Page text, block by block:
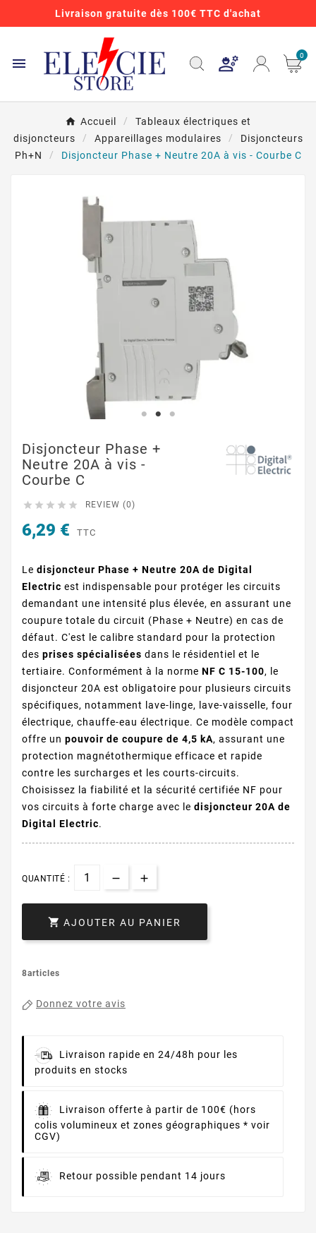
Livraison gratuite dès 100€ TTC d'achat
 0
Accueil
Tableaux électriques et
disjoncteurs
Appareillages modulaires
Disjoncteurs
Ph+N
Disjoncteur Phase + Neutre 20A à vis - Courbe C
Disjoncteur Phase +
Neutre 20A à vis -
Courbe C
     REVIEW (0)
6,29 € TTC
Le disjoncteur Phase + Neutre 20A de Digital
Electric est indispensable pour protéger les circuits
demandant une intensité plus élevée, en assurant une
coupure totale du circuit (Phase + Neutre) en cas de
défaut. C'est le calibre standard pour la protection
des prises spécialisées dans le résidentiel et le
tertiaire. Conformément à la norme NF C 15-100, le
disjoncteur 20A est obligatoire pour plusieurs circuits
spécifiques, notamment lave-linge, lave-vaisselle, four
électrique, chauffe-eau électrique. Ce modèle compact
offre un pouvoir de coupure de 4,5 kA, assurant une
protection magnétothermique efficace et rapide
contre les surcharges et les courts-circuits.
Choisissez la fiabilité et la sécurité certifiée NF pour
vos circuits à forte charge avec le disjoncteur 20A de
Digital Electric.
QUANTITÉ :
 AJOUTER AU PANIER
8articles
Donnez votre avis
Livraison rapide en 24/48h pour les
produits en stocks
Livraison offerte à partir de 100€ (hors
colis volumineux et zones géographiques * voir
CGV)
Retour possible pendant 14 jours